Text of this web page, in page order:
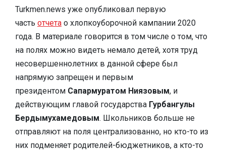
Turkmen.news уже опубликовал первую
часть отчета о хлопкоуборочной кампании 2020
года. В материале говорится в том числе о том, что
на полях можно видеть немало детей, хотя труд
несовершеннолетних в данной сфере был
напрямую запрещен и первым
президентом Сапармуратом Ниязовым, и
действующим главой государства Гурбангулы
Бердымухамедовым. Школьников больше не
отправляют на поля централизованно, но кто-то из
них подменяет родителей-бюджетников, а кто-то